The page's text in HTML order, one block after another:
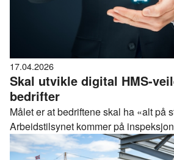
17.04.2026
Skal utvikle digital HMS-
bedrifter
Målet er at bedriftene skal ha «alt på
Arbeidstilsynet kommer på